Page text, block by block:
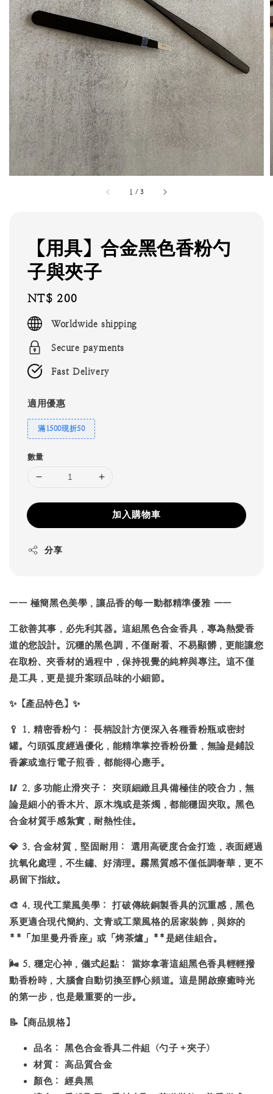
1 /3
【用具】合金黑色香粉勺
子與夾子
Regular
price
NT$ 200
Worldwide shipping
Secure payments
Fast Delivery
適用優惠
滿1500現折50
數量
加入購物車
分享
—— 極簡黑色美學，讓品香的每一動都精準優雅 ——
工欲善其事，必先利其器。這組黑色合金香具，專為熱愛香
道的您設計。沉穩的黑色調，不僅耐看、不易顯髒，更能讓您
在取粉、夾香材的過程中，保持視覺的純粹與專注。這不僅
是工具，更是提升案頭品味的小細節。
✨【產品特色】✨
🥄 1.精密香粉勺：
長柄設計方便深入各種香粉瓶或密封
罐。勺頭弧度經過優化，能精準掌控香粉份量，無論是鋪設
香篆或進行電子煎香，都能得心應手。
🥢 2. 多功能止滑夾子：
夾頭細緻且具備極佳的咬合力，無
論是細小的香木片、 原木塊或是茶燭 ，都能穩固夾取。黑色
合金材質手感紮實，耐熱性佳。
💎 3.合金材質，堅固耐用：
選用高硬度合金打造，表面經過
抗氧化處理，不生鏽、好清理。霧黑質感不僅低調奢華，更不
易留下指紋。
🎨4.現代工業風美學：
打破傳統銅製香具的沉重感，黑色
系更適合現代簡約、文青或工業風格的居家裝飾，與妳的
**「加里曼丹香座」 或 「烤茶爐」**是絕佳組合。
🌬️5.穩定心神，儀式起點：
當妳拿著這組黑色香具輕輕撥
動香粉時，大腦會自動切換至靜心頻道。這是開啟療癒時光
的第一步，也是最重要的一步。
📝 【商品規格】
品名：
黑色合金香具二件組（勺子＋夾子）
材質：
高品質合金
顏色：
經典黑